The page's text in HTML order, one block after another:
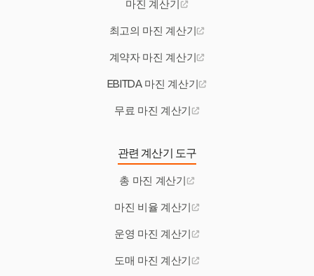
마진 계산기
최고의 마진 계산기
계약자 마진 계산기
EBITDA 마진 계산기
무료 마진 계산기
관련 계산기 도구
총 마진 계산기
마진 비율 계산기
운영 마진 계산기
도매 마진 계산기